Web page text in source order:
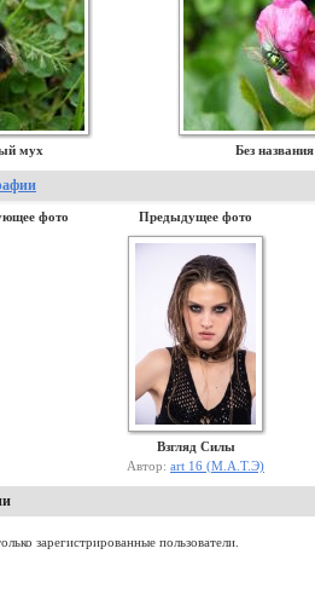
мух Без названия
фото Предыдущее фото
Взгляд Силы
Автор: art 16 (М.А.Т.Э)
зарегистрированные пользователи.